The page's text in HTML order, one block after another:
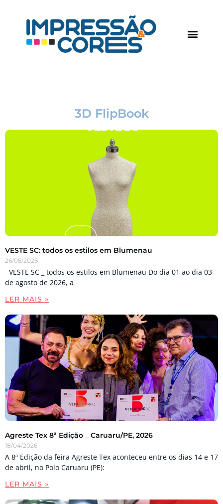
3D FlipBook
VESTE SC: todos os estilos em Blumenau
26/05/2026
VESTE SC _ todos os estilos em Blumenau Do dia 01 ao dia 03
de agosto de 2026, a
LER MAIS »
Agreste Tex 8ª Edição _ Caruaru/PE, 2026
18/04/2026
A 8ª Edição da feira Agreste Tex aconteceu entre os dias 14 e 17
de abril, no Polo Caruaru (PE):
LER MAIS »